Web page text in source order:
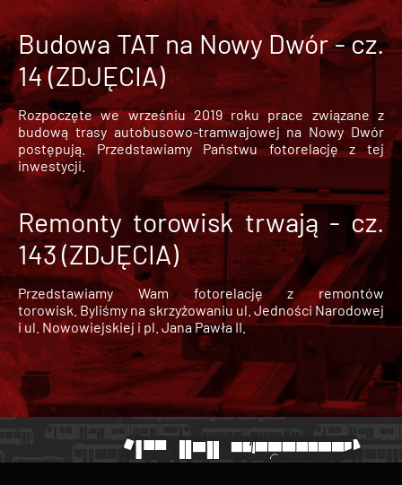
Budowa TAT na Nowy Dwór - cz.
14 (ZDJĘCIA)
Rozpoczęte we wrześniu 2019 roku prace związane z
budową trasy autobusowo-tramwajowej na Nowy Dwór
postępują. Przedstawiamy Państwu fotorelację z tej
inwestycji.
Remonty torowisk trwają - cz.
143 (ZDJĘCIA)
Przedstawiamy Wam fotorelację z remontów
torowisk. Byliśmy na skrzyżowaniu ul. Jedności Narodowej
i ul. Nowowiejskiej i pl. Jana Pawła II.